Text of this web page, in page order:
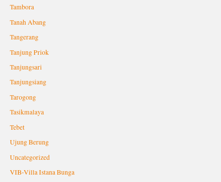
Tambora
Tanah Abang
Tangerang
Tanjung Priok
Tanjungsari
Tanjungsiang
Tarogong
Tasikmalaya
Tebet
Ujung Berung
Uncategorized
VIB-Villa Istana Bunga